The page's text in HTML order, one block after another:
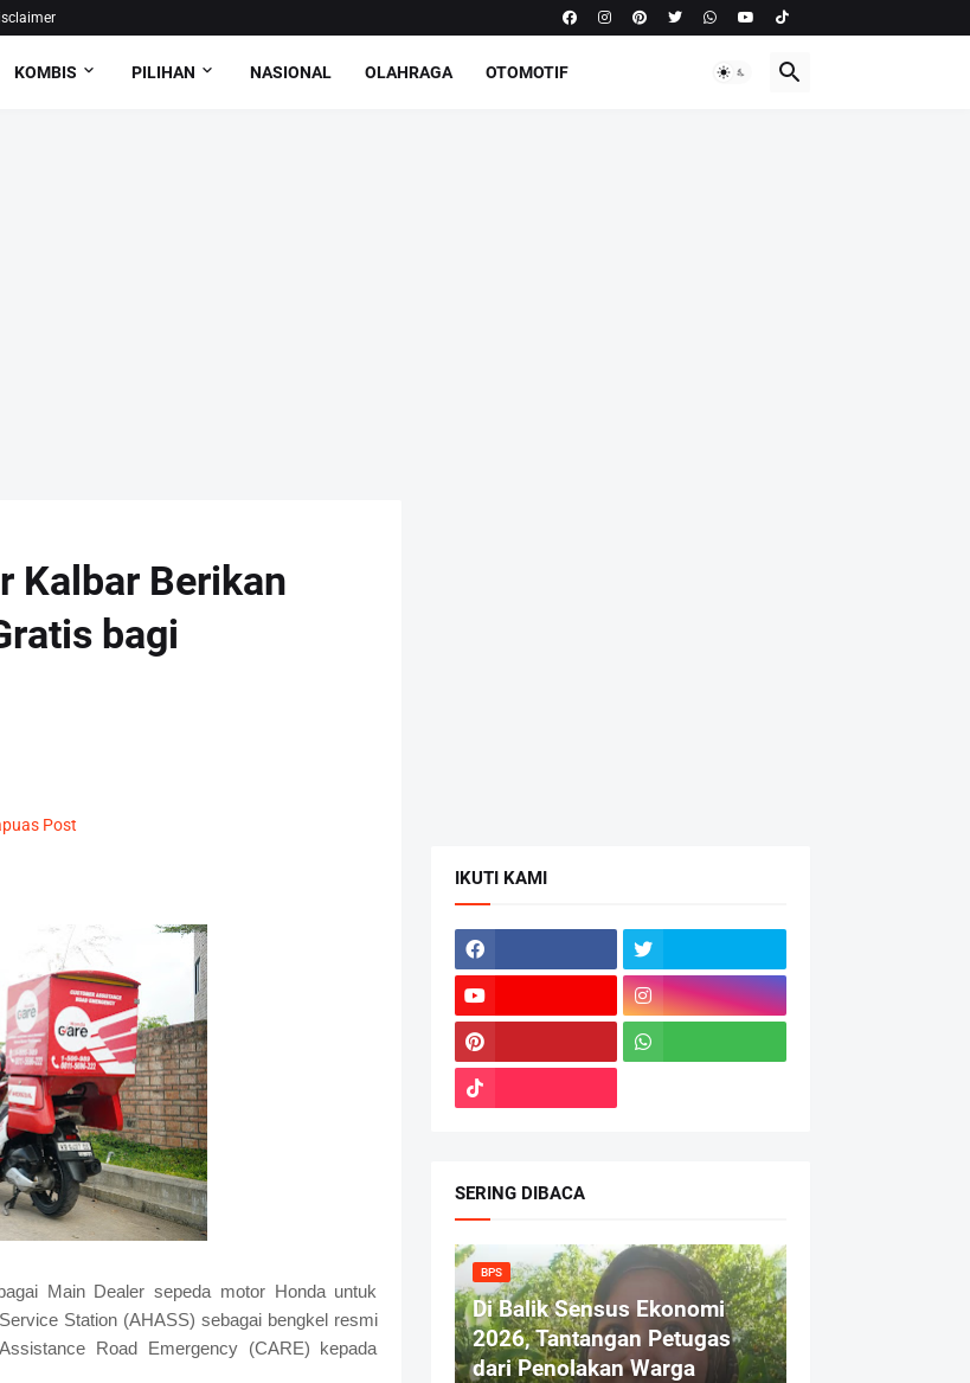
KOMBIS PILIHAN NASIONAL OLAHRAGA OTOMOTIF
Kalbar Berikan
bagi
Main Dealer sepeda motor Honda untuk
Station (AHASS) sebagai bengkel resmi
Road Emergency (CARE) kepada
IKUTI KAMI
SERING DIBACA
BPS
Di Balik Sensus Ekonomi
2026, Tantangan Petugas
dari Penolakan Warga